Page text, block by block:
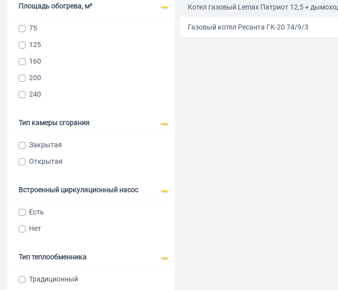
Площадь обогрева, м²
75
125
160
200
240
Тип камеры сгорания
Закрытая
Открытая
Встроенный циркуляционный насос
Есть
Нет
Тип теплообменника
Традиционный
Котел газовый Lemax Патриот 12,5 +
Газовый котел Ресанта ГК-20 74/9/3